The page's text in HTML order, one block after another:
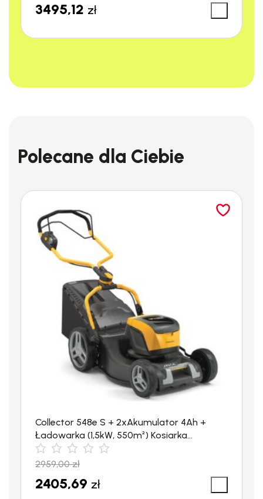
SCHOWEK
wyposażona w schowek
dwie dysze.
3495,12 zł
Polecane dla Ciebie
Collector 548e S + 2xAkumulator 4Ah +
Ładowarka (1,5kW, 550m²) Kosiarka
akumulatorowa STIGA
2959,00zł
2405,69 zł